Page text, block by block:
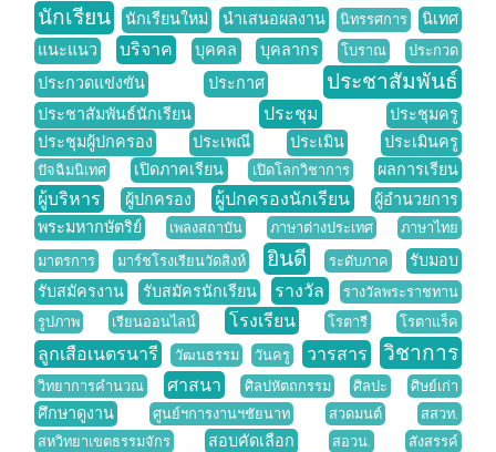
นักเรียน นักเรียนใหม่ นำเสนอผลงาน นิทรรศการ
นิเทศ
แนะแนว
บริจาค บุคคล บุคลากร โบราณ ประกวด
ประกวดแข่งขัน ประกาศ ประชาสัมพันธ์
ประชาสัมพันธ์นักเรียน ประชุม
ประชุมครู
ประชุมผู้ปกครอง
ประเพณี ประเมิน ประเมินครู
ปัจฉิมนิเทศ เปิดภาคเรียน เปิดโลกวิชาการ ผลการเรียน
ผู้บริหาร ผู้ปกครอง ผู้ปกครองนักเรียน
ผู้อำนวยการ
พระมหากษัตริย์
เพลงสถาบัน ภาษาต่างประเทศ
ภาษาไทย
มาตรการ
มาร์ชโรงเรียนวัดสิงห์ ยินดี ระดับภาค
รับมอบ
รับสมัครงาน
รับสมัครนักเรียน รางวัล
รางวัลพระราชทาน
รูปภาพ
เรียนออนไลน์ โรงเรียน โรตารี โรตาแร็ค
ลูกเสือเนตรนารี วัฒนธรรม วันครู วารสาร วิชาการ
วิทยาการคำนวณ ศาสนา ศิลปหัตถกรรม ศิลปะ ศิษย์เก่า
ศึกษาดูงาน ศูนย์ฯการงานฯชัยนาท สวดมนต์
สสวท.
สหวิทยาเขตธรรมจักร
สอบคัดเลือก สอวน.
สังสรรค์